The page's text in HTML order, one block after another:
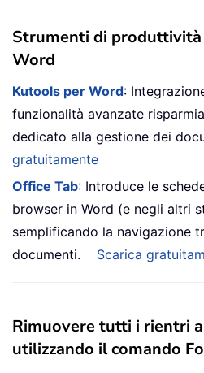
Strumenti di
Word
Kutools per Word:
funzionalità avanzate
dedicato alla gestione dei
gratuitamente
Office Tab: Introduce le
browser in Word (e negli altri
semplificando la navigazione
documenti.
Scarica
Rimuovere tutti i rientri
utilizzando il comando